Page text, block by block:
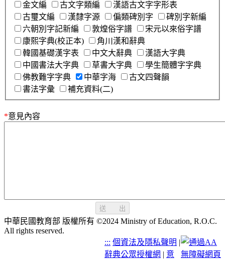
金文編
古文字類編
漢語古文字字形表
古璽文編
漢隸字源 偏類碑別字
碑別字新編
六朝別字記新編
敦煌俗字譜
宋元以來俗字譜
康熙字典(校正本)
角川漢和辭典
韓國基礎漢字表
中文大辭典
漢語大字典
中國書法大字典
草書大字典
學生簡體字字典
佛教難字字典
中華字海
古文四聲韻
書法字彙
補充資料(二)
*意見內容
送 出
中華民國教育部 版權所有 ©2024 Ministry of Education, R.O.C.
All rights reserved.
::: 個資法及隱私聲明 |
辭典公眾授權網 | 意